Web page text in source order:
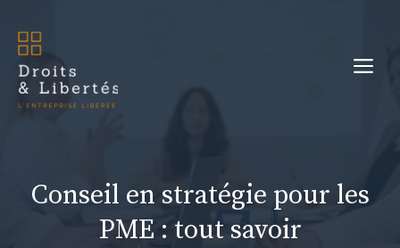
contenu
Conseil en stratégie pour les
PME : tout savoir